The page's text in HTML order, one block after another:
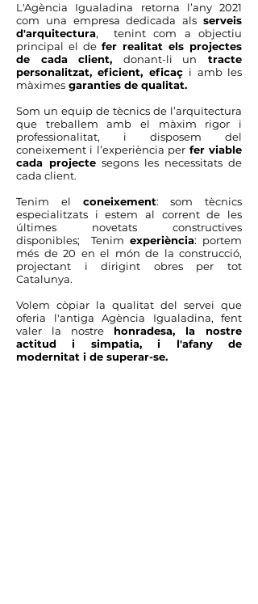
L'Agència Igualadina retorna l’any 2021
com una empresa dedicada als serveis
d'arquitectura, tenint com a objectiu
principal el de fer realitat els projectes
de cada client, donant-li un tracte
personalitzat, eficient, eficaç i amb les
màximes garanties de qualitat.
Som un equip de tècnics de l’arquitectura
que treballem amb el màxim rigor i
professionalitat, i disposem del
coneixement i l’experiència per fer viable
cada projecte segons les necessitats de
cada client.
Tenim el coneixement: som tècnics
especialitzats i estem al corrent de les
últimes novetats constructives
disponibles; Tenim experiència: portem
més de 20 en el món de la construcció,
projectant i dirigint obres per tot
Catalunya.
Volem còpiar la qualitat del servei que
oferia l'antiga Agència Igualadina, fent
valer la nostre honradesa, la nostre
actitud i simpatia, i l'afany de
modernitat i de superar-se.